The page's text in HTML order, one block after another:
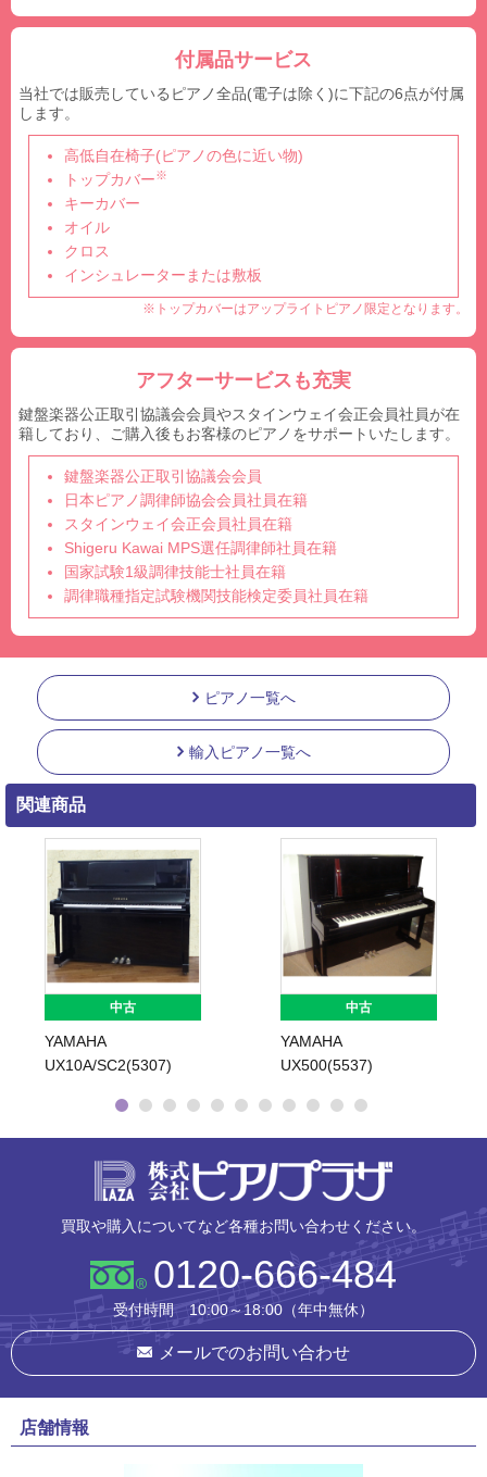
付属品サービス
当社では販売しているピアノ全品(電子は除く)に下記の6点が付属
します。
高低自在椅子(ピアノの色に近い物)
トップカバー※
キーカバー
オイル
クロス
インシュレーターまたは敷板
※トップカバーはアップライトピアノ限定となります。
アフターサービスも充実
鍵盤楽器公正取引協議会会員やスタインウェイ会正会員社員が在
籍しており、ご購入後もお客様のピアノをサポートいたします。
鍵盤楽器公正取引協議会会員
日本ピアノ調律師協会会員社員在籍
スタインウェイ会正会員社員在籍
Shigeru Kawai MPS選任調律師社員在籍
国家試験1級調律技能士社員在籍
調律職種指定試験機関技能検定委員社員在籍
ピアノ一覧へ
輸入ピアノ一覧へ
関連商品
中古
YAMAHA
UX10A/SC2(5307)
中古
YAMAHA
UX500(5537)
買取や購入についてなど各種お問い合わせください。
0120-666-484
受付時間 10:00～18:00（年中無休）
メールでのお問い合わせ
店舗情報